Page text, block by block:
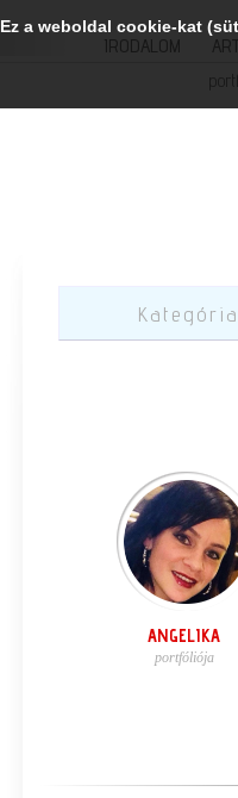
IRODALOM
Kategória
ANGELIKA
portfóliója
Ez a weboldal cookie-kat